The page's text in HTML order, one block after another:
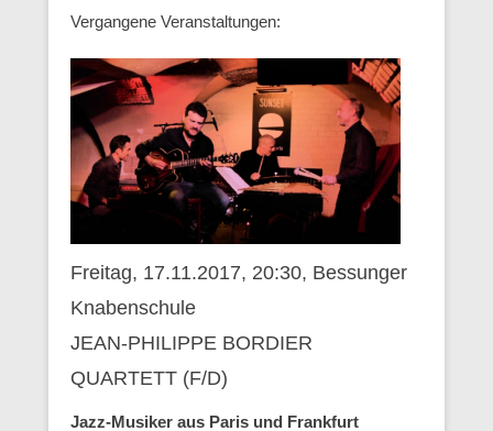
Vergangene Veranstaltungen:
Freitag, 17.11.2017, 20:30, Bessunger
Knabenschule
JEAN-PHILIPPE BORDIER
QUARTETT (F/D)
Jazz-Musiker aus Paris und Frankfurt